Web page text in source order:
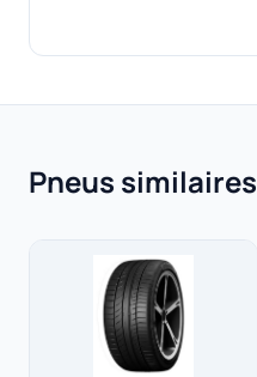
Pneus similaires